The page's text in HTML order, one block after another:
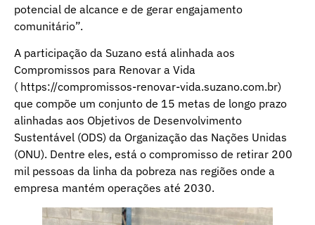
potencial de alcance e de gerar engajamento
comunitário”.
A participação da Suzano está alinhada aos
Compromissos para Renovar a Vida
( https://compromissos-renovar-vida.suzano.com.br)
que compõe um conjunto de 15 metas de longo prazo
alinhadas aos Objetivos de Desenvolvimento
Sustentável (ODS) da Organização das Nações Unidas
(ONU). Dentre eles, está o compromisso de retirar 200
mil pessoas da linha da pobreza nas regiões onde a
empresa mantém operações até 2030.